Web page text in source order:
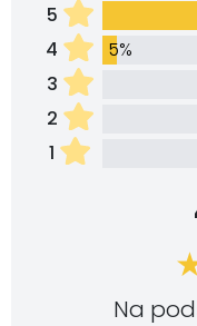
5
4
5%
3
2
1
Na